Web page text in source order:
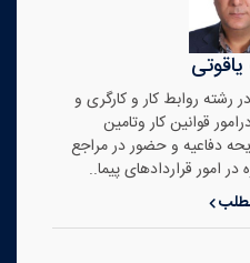
روابط کار و کارگری و
قوانین کار وتامین
دفاعیه و حضور در مراجع
امور قراردادهای پیما..